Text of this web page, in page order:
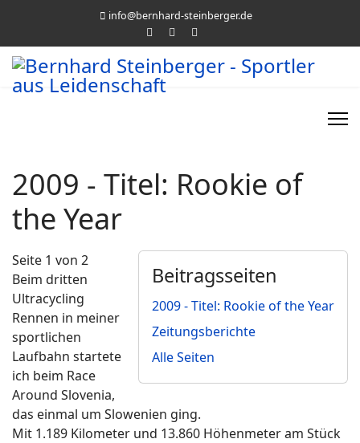
info@bernhard-steinberger.de
2009 - Titel: Rookie of
the Year
Beitragsseiten
2009 - Titel: Rookie of the Year
Zeitungsberichte
Alle Seiten
Seite 1 von 2
Beim dritten
Ultracycling
Rennen in meiner
sportlichen
Laufbahn startete
ich beim Race
Around Slovenia,
das einmal um Slowenien ging.
Mit 1.189 Kilometer und 13.860 Höhenmeter am Stück